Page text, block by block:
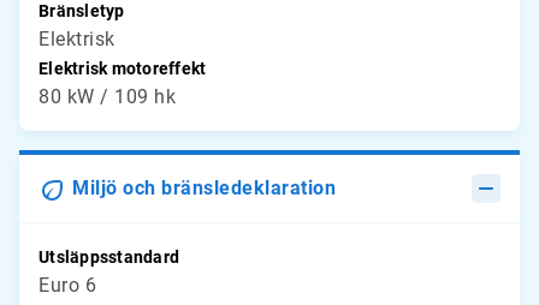
Bränsletyp
Elektrisk
Elektrisk motoreffekt
80 kW / 109 hk
Miljö och bränsledeklaration
Utsläppsstandard
Euro 6